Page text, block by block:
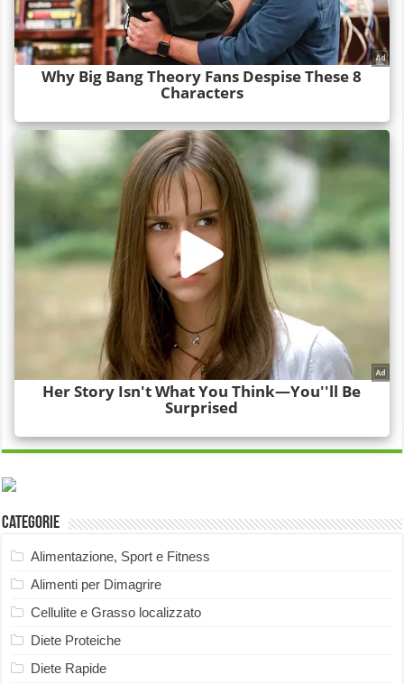
Categorie
Alimentazione, Sport e Fitness
Alimenti per Dimagrire
Cellulite e Grasso localizzato
Diete Proteiche
Diete Rapide